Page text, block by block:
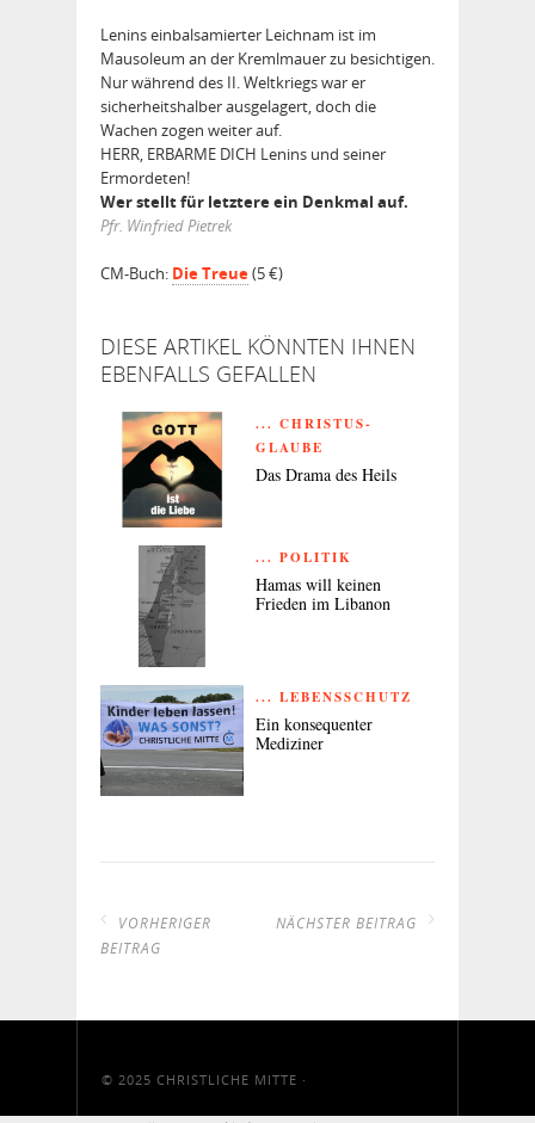
Lenins einbalsamierter Leichnam ist im
Mausoleum an der Kremlmauer zu besichtigen.
Nur während des II. Weltkriegs war er
sicherheitshalber ausgelagert, doch die
Wachen zogen weiter auf.
HERR, ERBARME DICH Lenins und seiner
Ermordeten!
Wer stellt für letztere ein Denkmal auf.
Pfr. Winfried Pietrek
CM-Buch: Die Treue(5 €)
DIESE ARTIKEL KÖNNTEN IHNEN
EBENFALLS GEFALLEN
... CHRISTUS-
GLAUBE
Das Drama des Heils
... POLITIK
Hamas will keinen
Frieden im Libanon
... LEBENSSCHUTZ
Ein konsequenter
Mediziner
VORHERIGER
BEITRAG
NÄCHSTER BEITRAG
© 2025 CHRISTLICHE MITTE ·